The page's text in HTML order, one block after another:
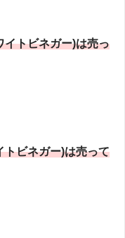
イトビネガー)は売っ
トビネガー)は売って